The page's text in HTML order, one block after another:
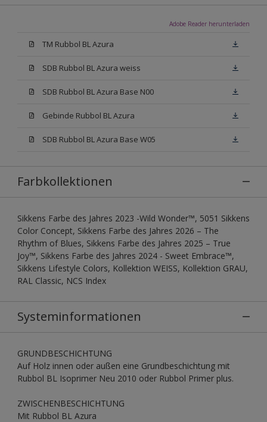
Adobe Reader herunterladen
TM Rubbol BL Azura
SDB Rubbol BL Azura weiss
SDB Rubbol BL Azura Base N00
Gebinde Rubbol BL Azura
SDB Rubbol BL Azura Base W05
Farbkollektionen
Sikkens Farbe des Jahres 2023 -Wild Wonder™, 5051 Sikkens
Color Concept, Sikkens Farbe des Jahres 2026 – The
Rhythm of Blues, Sikkens Farbe des Jahres 2025 – True
Joy™, Sikkens Farbe des Jahres 2024 - Sweet Embrace™,
Sikkens Lifestyle Colors, Kollektion WEISS, Kollektion GRAU,
RAL Classic, NCS Index
Systeminformationen
GRUNDBESCHICHTUNG
Auf Holz innen oder außen eine Grundbeschichtung mit
Rubbol BL Isoprimer Neu 2010 oder Rubbol Primer plus.
ZWISCHENBESCHICHTUNG
Mit Rubbol BL Azura